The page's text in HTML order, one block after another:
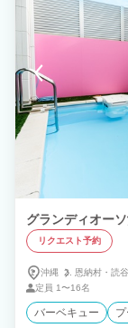
グランディオー
リクエスト予約
沖縄 恩納村・ 読谷
定員 1〜16名
バーベキュー